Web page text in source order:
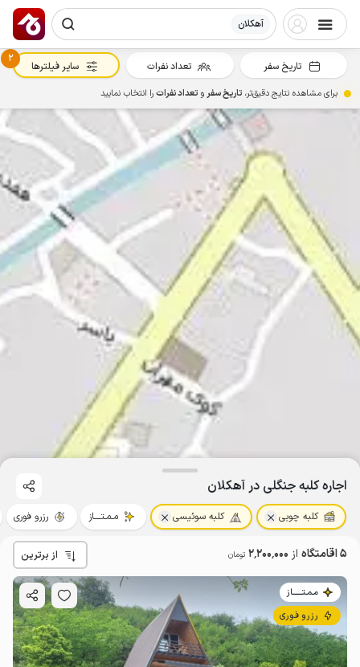
آهکلان
اجاره کلبه جنگلی در آهکلان
کلبه چوبی کلبه سوئیسی مـمـتــــاز رزرو فوری
5 اقامتگاه از 2٬200٬000 تومان از برترین
مـمـتــــــاز
رزرو فوری
تاریخ سفر تعداد نفرات
2
سایر فیلترها
برای مشاهده نتایج دقیق‌تر، تاریخ سفرو تعداد نفراترا انتخاب نمایید